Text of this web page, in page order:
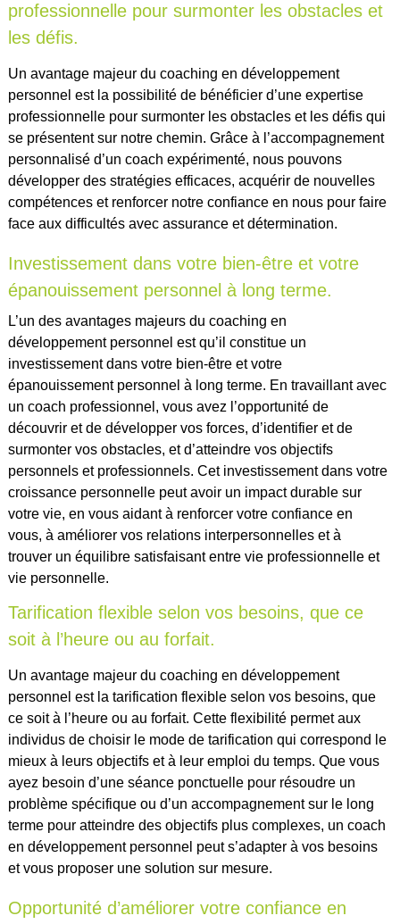
professionnelle pour surmonter les obstacles et
les défis.
Un avantage majeur du coaching en développement
personnel est la possibilité de bénéficier d’une expertise
professionnelle pour surmonter les obstacles et les défis qui
se présentent sur notre chemin. Grâce à l’accompagnement
personnalisé d’un coach expérimenté, nous pouvons
développer des stratégies efficaces, acquérir de nouvelles
compétences et renforcer notre confiance en nous pour faire
face aux difficultés avec assurance et détermination.
Investissement dans votre bien-être et votre
épanouissement personnel à long terme.
L’un des avantages majeurs du coaching en
développement personnel est qu’il constitue un
investissement dans votre bien-être et votre
épanouissement personnel à long terme. En travaillant avec
un coach professionnel, vous avez l’opportunité de
découvrir et de développer vos forces, d’identifier et de
surmonter vos obstacles, et d’atteindre vos objectifs
personnels et professionnels. Cet investissement dans votre
croissance personnelle peut avoir un impact durable sur
votre vie, en vous aidant à renforcer votre confiance en
vous, à améliorer vos relations interpersonnelles et à
trouver un équilibre satisfaisant entre vie professionnelle et
vie personnelle.
Tarification flexible selon vos besoins, que ce
soit à l’heure ou au forfait.
Un avantage majeur du coaching en développement
personnel est la tarification flexible selon vos besoins, que
ce soit à l’heure ou au forfait. Cette flexibilité permet aux
individus de choisir le mode de tarification qui correspond le
mieux à leurs objectifs et à leur emploi du temps. Que vous
ayez besoin d’une séance ponctuelle pour résoudre un
problème spécifique ou d’un accompagnement sur le long
terme pour atteindre des objectifs plus complexes, un coach
en développement personnel peut s’adapter à vos besoins
et vous proposer une solution sur mesure.
Opportunité d’améliorer votre confiance en